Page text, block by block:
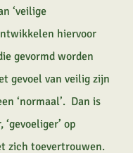
‘veilige
hiervoor
gevormd worden
gevoel van veilig zijn
‘normaal’. Dan is
op
zich toevertrouwen.